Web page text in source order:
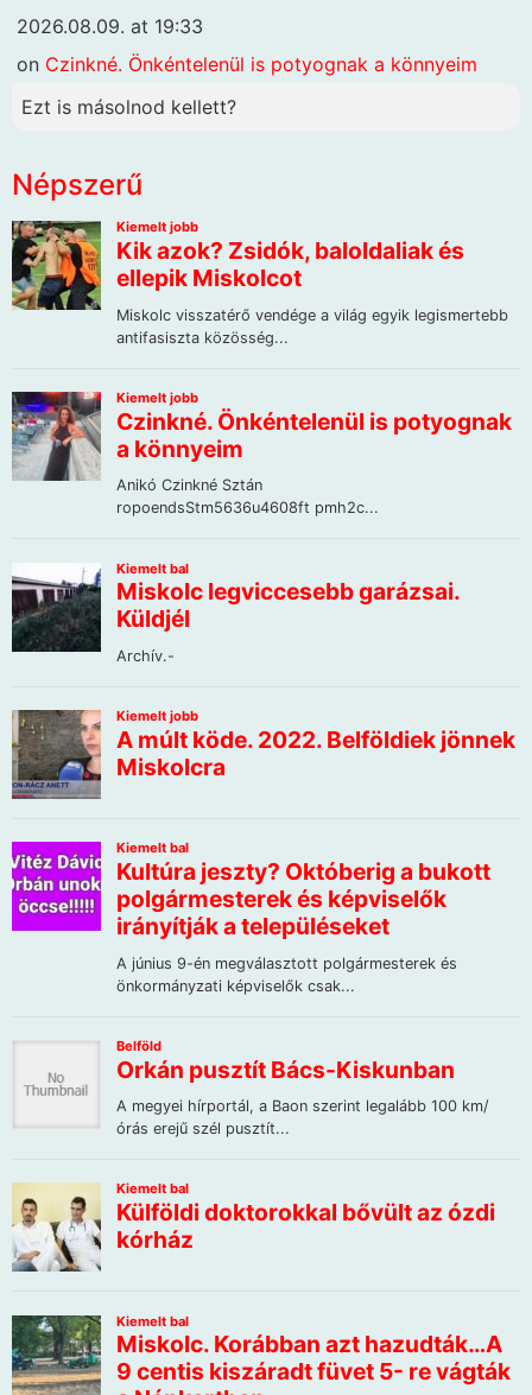
2026.08.09. at 19:33
on Czinkné. Önkéntelenül is potyognak a könnyeim
Ezt is másolnod kellett?
Népszerű